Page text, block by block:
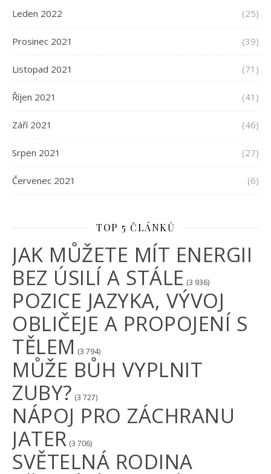
Leden 2022 (25)
Prosinec 2021 (39)
Listopad 2021 (71)
Říjen 2021 (41)
Září 2021 (46)
Srpen 2021 (27)
Červenec 2021 (6)
TOP 5 ČLÁNKŮ
JAK MŮŽETE MÍT ENERGII
BEZ ÚSILÍ A STÁLE (3 936)
POZICE JAZYKA, VÝVOJ
OBLIČEJE A PROPOJENÍ S
TĚLEM (3 794)
MŮŽE BŮH VYPLNIT
ZUBY? (3 727)
NÁPOJ PRO ZÁCHRANU
JATER (3 706)
SVĚTELNÁ RODINA